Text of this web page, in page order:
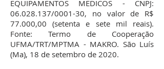
EQUIPAMENTOS MEDICOS - CNPJ:
06.028.137/0001-30, no valor de R$
77.000,00 (setenta e sete mil reais).
Fonte: Termo de Cooperação
UFMA/TRT/MPTMA - MAKRO. São Luís
(Ma), 18 de setembro de 2020.